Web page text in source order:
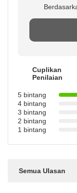
Cuplikan
Penilaian
5 bintang
4 bintang
3 bintang
2 bintang
1 bintang
Semua Ulasan